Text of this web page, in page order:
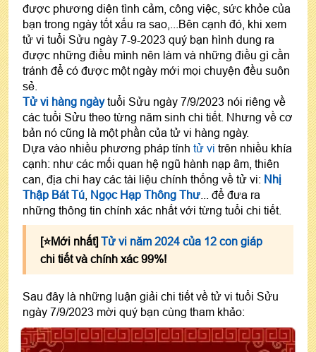
được phương diện tình cảm, công việc, sức khỏe của
bạn trong ngày tốt xấu ra sao,...Bên cạnh đó, khi xem
tử vi tuổi Sửu ngày 7-9-2023 quý bạn hình dung ra
được những điều mình nên làm và những điều gì cần
tránh để có được một ngày mới mọi chuyện đều suôn
sẻ.
Tử vi hàng ngàytuổi Sửu ngày 7/9/2023 nói riêng về
các tuổi Sửu theo từng năm sinh chi tiết. Nhưng về cơ
bản nó cũng là một phần của tử vi hàng ngày.
Dựa vào nhiều phương pháp tính tử vi trên nhiều khía
cạnh: như các mối quan hệ ngũ hành nạp âm, thiên
can, địa chi hay các tài liệu chính thống về tử vi: Nhị
Thập Bát Tú Ngọc Hạp Thông Thư ... để đưa ra
những thông tin chính xác nhất với từng tuổi chi tiết.
[⭐️Mới nhất] Tử vi năm 2024 của 12 con giáp
chi tiết và chính xác 99%!
Sau đây là những luận giải chi tiết về tử vi tuổi Sửu
ngày 7/9/2023 mời quý bạn cùng tham khảo: